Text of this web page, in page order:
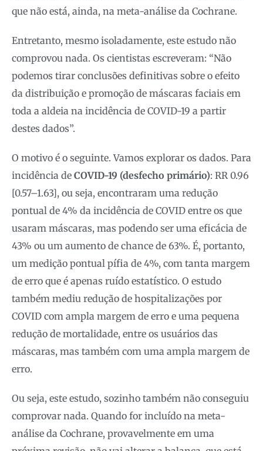
que não está, ainda, na meta-análise da Cochrane.
Entretanto, mesmo isoladamente, este estudo não
comprovou nada. Os cientistas escreveram: “Não
podemos tirar conclusões definitivas sobre o efeito
da distribuição e promoção de máscaras faciais em
toda a aldeia na incidência de COVID-19 a partir
destes dados”.
O motivo é o seguinte. Vamos explorar os dados. Para
incidência de COVID-19 (desfecho primário): RR 0.96
[0.57–1.63], ou seja, encontraram uma redução
pontual de 4% da incidência de COVID entre os que
usaram máscaras, mas podendo ser uma eficácia de
43% ou um aumento de chance de 63%. É, portanto,
um medição pontual pífia de 4%, com tanta margem
de erro que é apenas ruído estatístico. O estudo
também mediu redução de hospitalizações por
COVID com ampla margem de erro e uma pequena
redução de mortalidade, entre os usuários das
máscaras, mas também com uma ampla margem de
erro.
Ou seja, este estudo, sozinho também não conseguiu
comprovar nada. Quando for incluído na meta-
análise da Cochrane, provavelmente em uma